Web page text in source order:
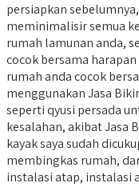
persiapkan
meminimalisir semua
rumah lamunan anda,
cocok bersama
rumah anda cocok
menggunakan Jasa
seperti qyusi persada
kesalahan, akibat Jasa
kayak saya sudah
membingkas rumah,
instalasi atap, instalasi